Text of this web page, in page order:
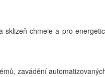
chmele a pro
zavádění